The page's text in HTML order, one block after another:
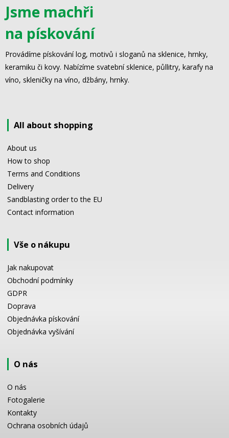
Jsme machři
na pískování
Provádíme pískování log, motivů i sloganů na sklenice, hrnky,
keramiku či kovy. Nabízíme svatební sklenice, půllitry, karafy na
víno, skleničky na víno, džbány, hrnky.
All about shopping
About us
How to shop
Terms and Conditions
Delivery
Sandblasting order to the EU
Contact information
Vše o nákupu
Jak nakupovat
Obchodní podmínky
GDPR
Doprava
Objednávka pískování
Objednávka vyšívání
O nás
O nás
Fotogalerie
Kontakty
Ochrana osobních údajů